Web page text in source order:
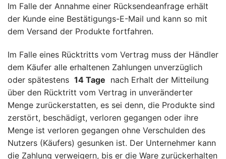
Im Falle der Annahme einer Rücksendeanfrage erhält
der Kunde eine Bestätigungs-E-Mail und kann so mit
dem Versand der Produkte fortfahren.
Im Falle eines Rücktritts vom Vertrag muss der Händler
dem Käufer alle erhaltenen Zahlungen unverzüglich
oder spätestens 14 Tage nach Erhalt der Mitteilung
über den Rücktritt vom Vertrag in unveränderter
Menge zurückerstatten, es sei denn, die Produkte sind
zerstört, beschädigt, verloren gegangen oder ihre
Menge ist verloren gegangen ohne Verschulden des
Nutzers (Käufers) gesunken ist. Der Unternehmer kann
die Zahlung verweigern, bis er die Ware zurückerhalten